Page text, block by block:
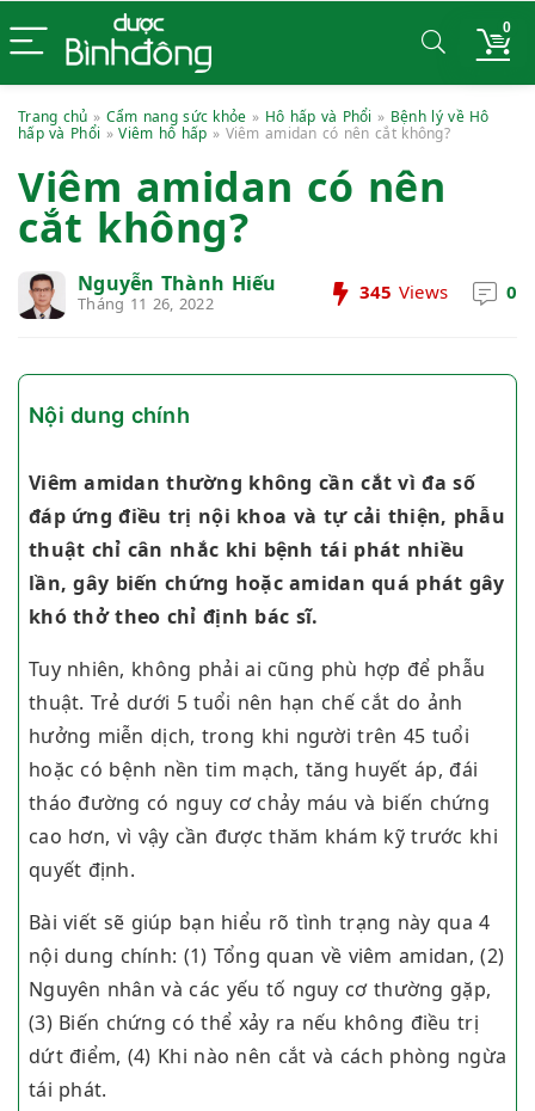
0
Trang chủ » Cẩm nang sức khỏe » Hô hấp và Phổi » Bệnh lý về Hô
hấp và Phổi »Viêm hô hấp » Viêm amidan có nên cắt không?
Viêm amidan có nên
cắt không?
Nguyễn Thành Hiếu
Tháng 11 26, 2022 345 Views 0
Nội dung chính
Viêm amidan thường không cần cắt vì đa số
đáp ứng điều trị nội khoa và tự cải thiện, phẫu
thuật chỉ cân nhắc khi bệnh tái phát nhiều
lần, gây biến chứng hoặc amidan quá phát gây
khó thở theo chỉ định bác sĩ.
Tuy nhiên, không phải ai cũng phù hợp để phẫu
thuật. Trẻ dưới 5 tuổi nên hạn chế cắt do ảnh
hưởng miễn dịch, trong khi người trên 45 tuổi
hoặc có bệnh nền tim mạch, tăng huyết áp, đái
tháo đường có nguy cơ chảy máu và biến chứng
cao hơn, vì vậy cần được thăm khám kỹ trước khi
quyết định.
Bài viết sẽ giúp bạn hiểu rõ tình trạng này qua 4
nội dung chính: (1) Tổng quan về viêm amidan, (2)
Nguyên nhân và các yếu tố nguy cơ thường gặp,
(3) Biến chứng có thể xảy ra nếu không điều trị
dứt điểm, (4) Khi nào nên cắt và cách phòng ngừa
tái phát.